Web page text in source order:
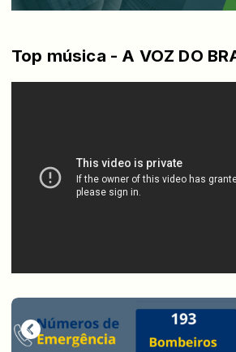
Top música - A VOZ DO